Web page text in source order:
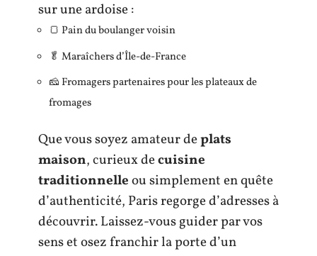
sur une ardoise :
🍞 Pain du boulanger voisin
🥬 Maraîchers d’Île-de-France
🧀 Fromagers partenaires pour les plateaux de
fromages
Que vous soyez amateur deplats
maison, curieux decuisine
traditionnelleou simplement en quête
d’authenticité, Paris regorge d’adresses à
découvrir. Laissez-vous guider par vos
sens et osez franchir la porte d’un